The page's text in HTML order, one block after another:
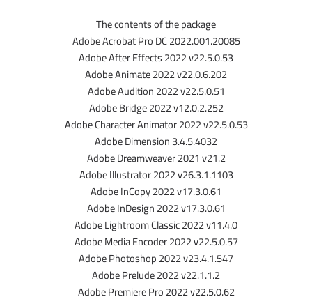
The contents of the package
Adobe Acrobat Pro DC 2022.001.20085
Adobe After Effects 2022 v22.5.0.53
Adobe Animate 2022 v22.0.6.202
Adobe Audition 2022 v22.5.0.51
Adobe Bridge 2022 v12.0.2.252
Adobe Character Animator 2022 v22.5.0.53
Adobe Dimension 3.4.5.4032
Adobe Dreamweaver 2021 v21.2
Adobe Illustrator 2022 v26.3.1.1103
Adobe InCopy 2022 v17.3.0.61
Adobe InDesign 2022 v17.3.0.61
Adobe Lightroom Classic 2022 v11.4.0
Adobe Media Encoder 2022 v22.5.0.57
Adobe Photoshop 2022 v23.4.1.547
Adobe Prelude 2022 v22.1.1.2
Adobe Premiere Pro 2022 v22.5.0.62